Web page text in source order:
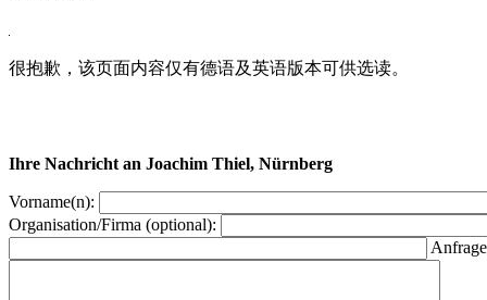
很抱歉，该页面内容仅有德语及英语版本可供选读。
Ihre Nachricht an Joachim Thiel, Nürnberg
Vorname(n):
Organisation/Firma (optional):